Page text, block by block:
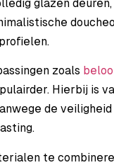
glazen
zoals
Hierbij is
de veiligheid
te